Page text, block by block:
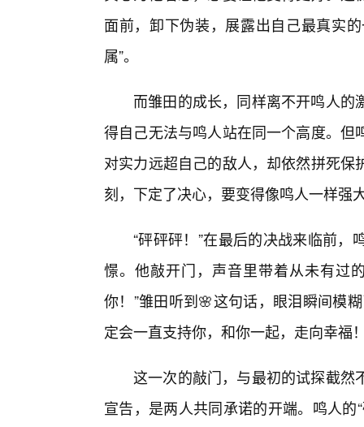
面前，卸下伪装，展露出自己最真实
属”。
而雏田的成长，同样离不开鸣人
得自己无法与鸣人站在同一个高度。
对实力远超自己的敌人，却依然拼死
刻，下定了决心，要变得像鸣人一样强
“砰砰砰！”在最后的决战来临前
憬。他敲开门，声音里带着从未有过
你！”雏田听到🌸这句话，眼泪瞬间模
定会一直支持你，和你一起，走向幸福
这一次的敲门，与最初的试探截然
宣告，是两人共同承诺的开端。鸣人